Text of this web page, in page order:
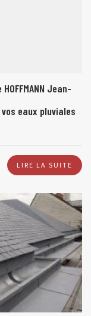
Jean-
eaux pluviales
LIRE LA SUITE